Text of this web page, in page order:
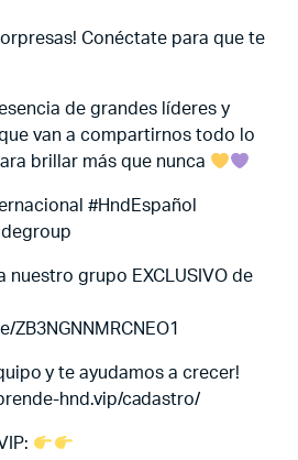
Conéctate para que te
de grandes líderes y
van a compartirnos todo lo
brillar más que nunca
#HndEspañol
nuestro grupo EXCLUSIVO de
y te ayudamos a crecer!
hnd.vip/cadastro/